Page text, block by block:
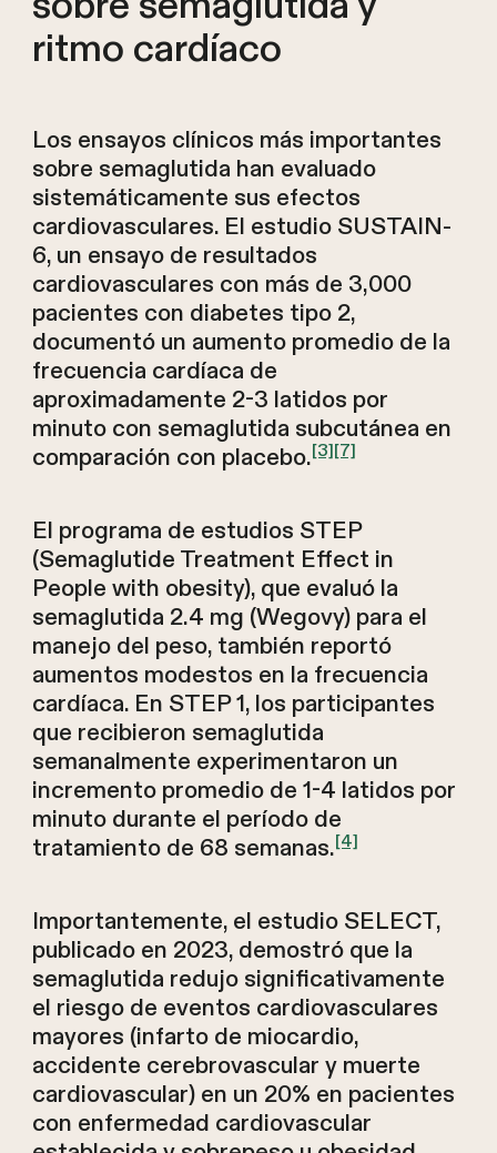
ritmo cardíaco
Los ensayos clínicos más importantes
sobre semaglutida han evaluado
sistemáticamente sus efectos
cardiovasculares. El estudio SUSTAIN-
6, un ensayo de resultados
cardiovasculares con más de 3,000
pacientes con diabetes tipo 2,
documentó un aumento promedio de la
frecuencia cardíaca de
aproximadamente 2-3 latidos por
minuto con semaglutida subcutánea en
comparación con placebo.[3][7]
El programa de estudios STEP
(Semaglutide Treatment Effect in
People with obesity), que evaluó la
semaglutida 2.4 mg (Wegovy) para el
manejo del peso, también reportó
aumentos modestos en la frecuencia
cardíaca. En STEP 1, los participantes
que recibieron semaglutida
semanalmente experimentaron un
incremento promedio de 1-4 latidos por
minuto durante el período de
tratamiento de 68 semanas.[4]
Importantemente, el estudio SELECT,
publicado en 2023, demostró que la
semaglutida redujo significativamente
el riesgo de eventos cardiovasculares
mayores (infarto de miocardio,
accidente cerebrovascular y muerte
cardiovascular) en un 20% en pacientes
con enfermedad cardiovascular